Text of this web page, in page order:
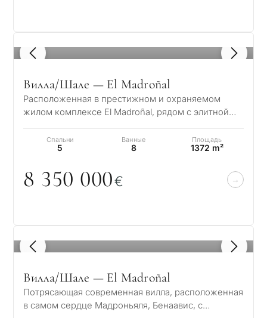
1 / 8
Вилла/Шале — El Madroñal
Расположенная в престижном и охраняемом
жилом комплексе El Madroñal, рядом с элитной
Спальни
5
Ванные
8
Площадь
1372 m²
8 350 000€
1 / 8
Вилла/Шале — El Madroñal
Потрясающая современная вилла, расположенная
в самом сердце Мадроньяля, Бенаавис, с